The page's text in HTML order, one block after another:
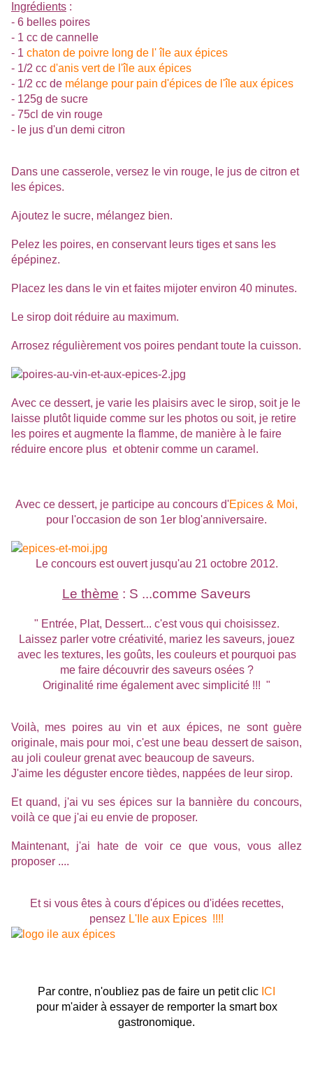
Ingrédients :
- 6 belles poires
- 1 cc de cannelle
- 1 chaton de poivre long de l' île aux épices
- 1/2 cc d'anis vert de l'île aux épices
- 1/2 cc de mélange pour pain d'épices de l'île aux épices
- 125g de sucre
- 75cl de vin rouge
- le jus d'un demi citron
Dans une casserole, versez le vin rouge, le jus de citron et
les épices.
Ajoutez le sucre, mélangez bien.
Pelez les poires, en conservant leurs tiges et sans les
épépinez.
Placez les dans le vin et faites mijoter environ 40 minutes.
Le sirop doit réduire au maximum.
Arrosez régulièrement vos poires pendant toute la cuisson.
Avec ce dessert, je varie les plaisirs avec le sirop, soit je le
laisse plutôt liquide comme sur les photos ou soit, je retire
les poires et augmente la flamme, de manière à le faire
réduire encore plus et obtenir comme un caramel.
Avec ce dessert, je participe au concours d'Epices & Moi,
pour l'occasion de son 1er blog'anniversaire.
Le concours est ouvert jusqu'au 21 octobre 2012.
Le thème : S ...comme Saveurs
" Entrée, Plat, Dessert... c'est vous qui choisissez.
Laissez parler votre créativité, mariez les saveurs, jouez
avec les textures, les goûts, les couleurs et pourquoi pas
me faire découvrir des saveurs osées ?
Originalité rime également avec simplicité !!! "
Voilà, mes poires au vin et aux épices, ne sont guère
originale, mais pour moi, c'est une beau dessert de saison,
au joli couleur grenat avec beaucoup de saveurs.
J'aime les déguster encore tièdes, nappées de leur sirop.
Et quand, j'ai vu ses épices sur la bannière du concours,
voilà ce que j'ai eu envie de proposer.
Maintenant, j'ai hate de voir ce que vous, vous allez
proposer ....
Et si vous êtes à cours d'épices ou d'idées recettes,
pensez L'Ile aux Epices !!!!
Par contre, n'oubliez pas de faire un petit clic ICI
pour m'aider à essayer de remporter la smart box
gastronomique.